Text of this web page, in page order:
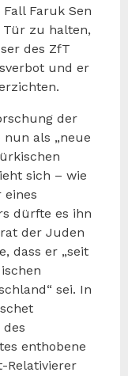
Faruk Sen
zu halten,
des ZfT
und er
der
als „neue
sich – wie
eines
dürfte es ihn
der Juden
dass er „seit
sei. In
enthobene
Relativierer